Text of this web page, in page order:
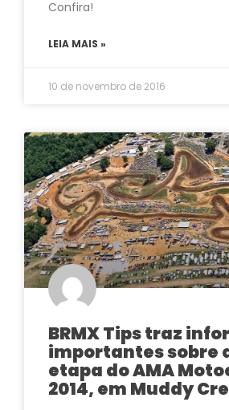
Confira!
LEIA MAIS »
10 de novembro de 2016
BRMX Tips traz
importantes sobre
etapa do AMA
2014, em Muddy